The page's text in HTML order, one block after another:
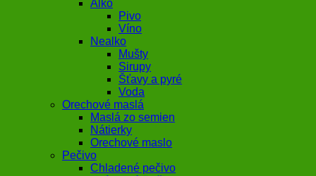
Alko
Pivo
Víno
Nealko
Mušty
Sirupy
Šťavy a pyré
Voda
Orechové maslá
Maslá zo semien
Nátierky
Orechové maslo
Pečivo
Chladené pečivo